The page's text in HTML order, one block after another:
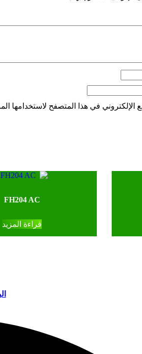
الإلكتروني في هذا المتصفح لاستخدامها
FH204 AC
قراءة المزيد